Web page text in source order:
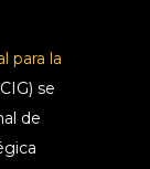
para la
se
de